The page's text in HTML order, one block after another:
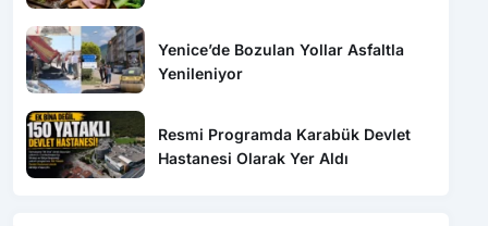
Yenice’de Bozulan Yollar Asfaltla
Yenileniyor
Resmi Programda Karabük Devlet
Hastanesi Olarak Yer Aldı